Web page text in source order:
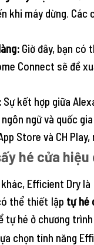
khi máy dừng.
Giờ đây, bạn
Connect sẽ đề
Sự kết hợp giữa
ngữ và quốc
Store và CH
hé cửa hiệu
Efficient Dry
thể thiết lập tự hé
tự hé ở chương